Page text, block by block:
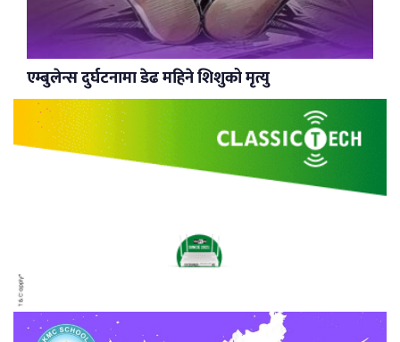
एम्बुलेन्स दुर्घटनामा डेढ महिने शिशुको मृत्यु